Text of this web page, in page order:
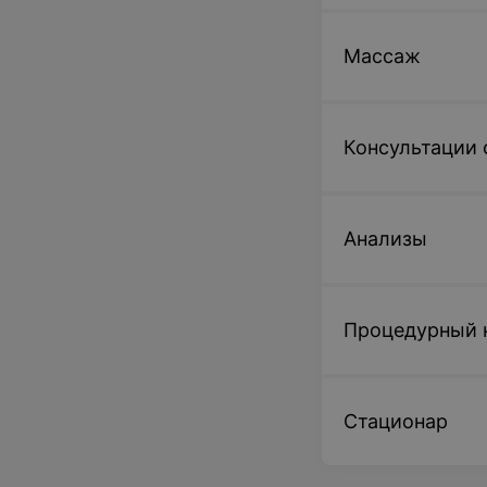
Массаж
Консультации
Анализы
Процедурный
Стационар